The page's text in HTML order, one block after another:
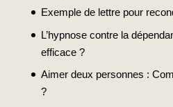
Exemple de lettre pour
L’hypnose contre la
efficace ?
Aimer deux personnes :
?